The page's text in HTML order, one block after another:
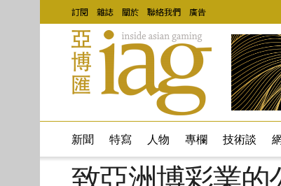
訂閱 雜誌 關於 聯絡我們 廣告
新聞 特寫 人物 專欄 技術談
致亞洲博彩業的